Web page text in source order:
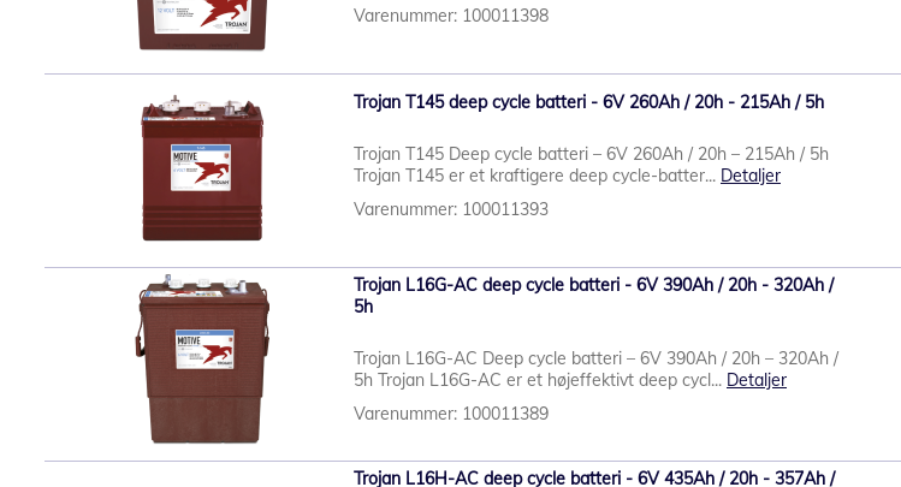
Varenummer: 100011398
Trojan T145 deep cycle batteri - 6V 260Ah / 20h - 215Ah / 5h
Trojan T145 Deep cycle batteri – 6V 260Ah / 20h – 215Ah / 5h
Trojan T145 er et kraftigere deep cycle-batter... Detaljer
Varenummer: 100011393
Trojan L16G-AC deep cycle batteri - 6V 390Ah / 20h - 320Ah /
5h
Trojan L16G-AC Deep cycle batteri – 6V 390Ah / 20h – 320Ah /
5h Trojan L16G-AC er et højeffektivt deep cycl... Detaljer
Varenummer: 100011389
Trojan L16H-AC deep cycle batteri - 6V 435Ah / 20h - 357Ah /